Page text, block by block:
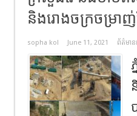
និងរោងចក្រចម្រា
sopha kol June 11, 2021 ព័ត៌មាន